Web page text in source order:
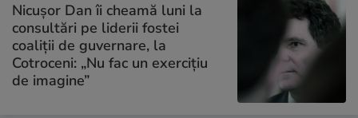
Nicușor Dan îi cheamă luni la
consultări pe liderii fostei
coaliții de guvernare, la
Cotroceni: „Nu fac un exercițiu
de imagine”